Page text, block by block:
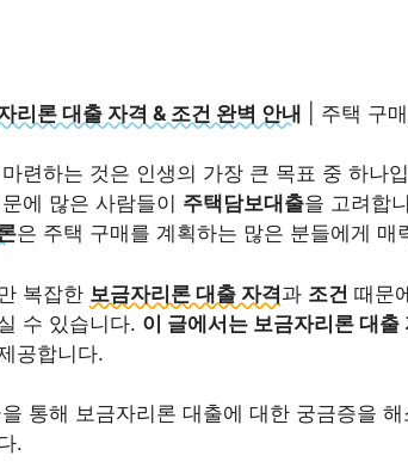
리론 대출 자격 & 조건 완벽 안내 | 주택 구
련하는 것은 인생의 가장 큰 목표 중 하나
에 많은 사람들이 주택담보대출을 고려합
은 주택 구매를 계획하는 많은 분들에게 매
복잡한 보금자리론 대출 자격과 조건 때문
수 있습니다. 이 글에서는 보금자리론 대출
공합니다.
통해 보금자리론 대출에 대한 궁금증을
.